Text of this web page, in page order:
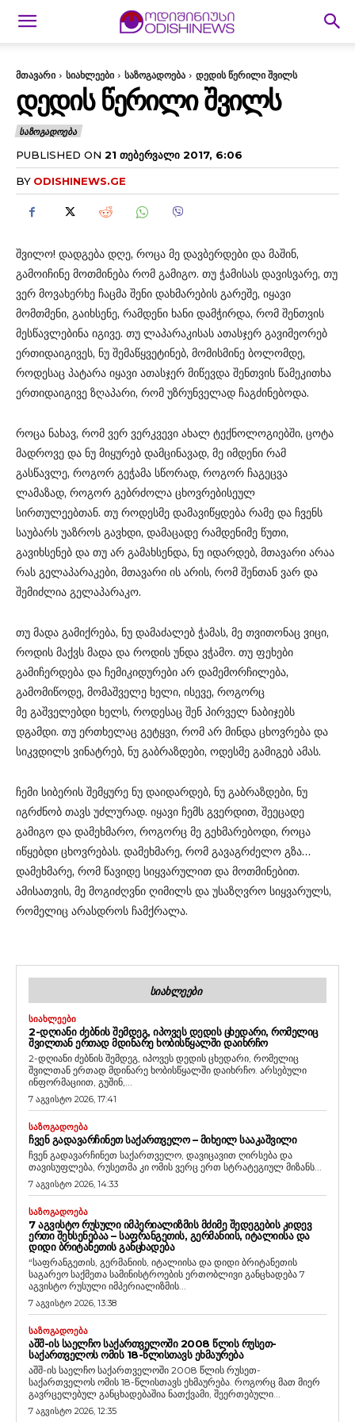
მთავარი სიახლეები საზოგადოება დედის წერილი შვილს
ᲓᲔᲓᲘᲡ ᲬᲔᲠᲘᲚᲘ ᲨᲕᲘᲚᲡ
ᲡᲐᲖᲝᲒᲐᲓᲝᲔᲑᲐ
PUBLISHED ON 21 ᲗᲔᲑᲔᲠᲕᲐᲚᲘ 2017, 6:06
BY ODISHINEWS.GE
შვილო! დადგება დღე, როცა მე დავბერდები და მაშინ,
გამოიჩინე მოთმინება რომ გამიგო. თუ ჭამისას დავისვარე, თუ
ვერ მოვახერხე ჩაცმა შენი დახმარების გარეშე, იყავი
მომთმენი, გაიხსენე, რამდენი ხანი დამჭირდა, რომ შენთვის
მესწავლებინა იგივე. თუ ლაპარაკისას ათასჯერ გავიმეორებ
ერთიდაიგივეს, ნუ შემაწყვეტინებ, მომისმინე ბოლომდე,
როდესაც პატარა იყავი ათასჯერ მიწევდა შენთვის წამეკითხა
ერთიდაიგივე ზღაპარი, რომ უზრუნველად ჩაგძინებოდა.
როცა ნახავ, რომ ვერ ვერკვევი ახალ ტექნოლოგიებში, ცოტა
მადროვე და ნუ მიყურებ დამცინავად, მე იმდენი რამ
გასწავლე, როგორ გეჭამა სწორად, როგორ ჩაგეცვა
ლამაზად, როგორ გებრძოლა ცხოვრებისეულ
სირთულეებთან. თუ როდესმე დამავიწყდება რამე და ჩვენს
საუბარს უაზროს გავხდი, დამაცადე რამდენიმე წუთი,
გავიხსენებ და თუ არ გამახსენდა, ნუ იდარდებ, მთავარი არაა
რას გელაპარაკები, მთავარი ის არის, რომ შენთან ვარ და
შემიძლია გელაპარაკო.
თუ მადა გამიქრება, ნუ დამაძალებ ჭამას, მე თვითონაც ვიცი,
როდის მაქვს მადა და როდის უნდა ვჭამო. თუ ფეხები
გამიჩერდება და ჩემიკიდურები არ დამემორჩილება,
გამომიწოდე, მომაშველე ხელი, ისევე, როგორც
მე გაშველებდი ხელს, როდესაც შენ პირველ ნაბიჯებს
დგამდი. თუ ერთხელაც გეტყვი, რომ არ მინდა ცხოვრება და
სიკვდილს ვინატრებ, ნუ გაბრაზდები, ოდესმე გამიგებ ამას.
ჩემი სიბერის შემყურე ნუ დაიდარდებ, ნუ გაბრაზდები, ნუ
იგრძნობ თავს უძლურად. იყავი ჩემს გვერდით, შეეცადე
გამიგო და დამეხმარო, როგორც მე გეხმარებოდი, როცა
იწყებდი ცხოვრებას. დამეხმარე, რომ გავაგრძელო გზა…
დამეხმარე, რომ წავიდე სიყვარულით და მოთმინებით.
ამისათვის, მე მოგიძღვნი ღიმილს და უსაზღვრო სიყვარულს,
რომელიც არასდროს ჩამქრალა.
ᲡᲘᲐᲮᲚᲔᲔᲑᲘ
ᲡᲘᲐᲮᲚᲔᲔᲑᲘ
2-ᲓᲦᲘᲐᲜᲘ ᲫᲔᲑᲜᲘᲡ ᲨᲔᲛᲓᲔᲒ, ᲘᲞᲝᲕᲔᲡ ᲓᲔᲓᲘᲡ ᲪᲮᲔᲓᲐᲠᲘ, ᲠᲝᲛᲔᲚᲘᲪ
ᲨᲕᲘᲚᲗᲐᲜ ᲔᲠᲗᲐᲓ ᲛᲓᲘᲜᲐᲠᲔ ᲮᲝᲑᲘᲡᲬᲧᲐᲚᲨᲘ ᲓᲐᲘᲮᲠᲩᲝ
2-დღიანი ძებნის შემდეგ, იპოვეს დედის ცხედარი, რომელიც
შვილთან ერთად მდინარე ხობისწყალში დაიხრჩო. არსებული
ინფორმაციით, გუშინ,...
7 აგვისტო 2026, 17:41
ᲡᲐᲖᲝᲒᲐᲓᲝᲔᲑᲐ
ᲩᲕᲔᲜ ᲒᲐᲓᲐᲕᲐᲠᲩᲘᲜᲔᲗ ᲡᲐᲥᲐᲠᲗᲕᲔᲚᲝ – ᲛᲘᲮᲔᲘᲚ ᲡᲐᲐᲙᲐᲨᲕᲘᲚᲘ
ჩვენ გადავარჩინეთ საქართველო, დავიცავით ღირსება და
თავისუფლება, რუსეთმა კი ომის ვერც ერთ სტრატეგიულ მიზანს...
7 აგვისტო 2026, 14:33
ᲡᲐᲖᲝᲒᲐᲓᲝᲔᲑᲐ
7 ᲐᲒᲕᲘᲡᲢᲝ ᲠᲣᲡᲣᲚᲘ ᲘᲛᲞᲔᲠᲘᲐᲚᲘᲖᲛᲘᲡ ᲛᲫᲘᲛᲔ ᲨᲔᲓᲔᲒᲔᲑᲘᲡ ᲙᲘᲓᲔᲕ
ᲔᲠᲗᲘ ᲨᲔᲮᲡᲔᲜᲔᲑᲐᲐ – ᲡᲐᲤᲠᲐᲜᲒᲔᲗᲘᲡ, ᲒᲔᲠᲛᲐᲜᲘᲘᲡ, ᲘᲢᲐᲚᲘᲘᲡᲐ ᲓᲐ
ᲓᲘᲓᲘ ᲑᲠᲘᲢᲐᲜᲔᲗᲘᲡ ᲒᲐᲜᲪᲮᲐᲓᲔᲑᲐ
“საფრანგეთის, გერმანიის, იტალიისა და დიდი ბრიტანეთის
საგარეო საქმეთა სამინისტროების ერთობლივი განცხადება 7
აგვისტო რუსული იმპერიალიზმის...
7 აგვისტო 2026, 13:38
ᲡᲐᲖᲝᲒᲐᲓᲝᲔᲑᲐ
ᲐᲨᲨ-ᲘᲡ ᲡᲐᲔᲚᲩᲝ ᲡᲐᲥᲐᲠᲗᲕᲔᲚᲝᲨᲘ 2008 ᲬᲚᲘᲡ ᲠᲣᲡᲔᲗ-
ᲡᲐᲥᲐᲠᲗᲕᲔᲚᲝᲡ ᲝᲛᲘᲡ 18-ᲬᲚᲘᲡᲗᲐᲕᲡ ᲔᲮᲛᲐᲣᲠᲔᲑᲐ
აშშ-ის საელჩო საქართველოში 2008 წლის რუსეთ-
საქართველოს ომის 18-წლისთავს ეხმაურება. როგორც მათ მიერ
გავრცელებულ განცხადებაშია ნათქვამი, შეერთებული...
7 აგვისტო 2026, 12:35